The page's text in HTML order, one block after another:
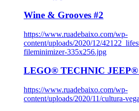
Wine & Grooves #2
https://www.ruadebaixo.com/wp-
content/uploads/2020/12/
fileminimizer-335x256.jpg
LEGO® TECHNIC
https://www.ruadebaixo.com/wp-
content/uploads/2020/11/cultura-